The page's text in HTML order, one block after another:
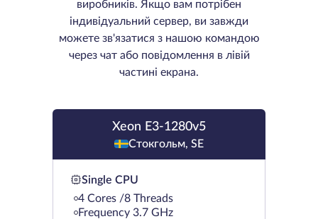
виробників. Якщо вам потрібен
індивідуальний сервер, ви завжди
можете зв'язатися з нашою командою
через чат або повідомлення в лівій
частині екрана.
Xeon E3-1280v5
Стокгольм, SE
Single CPU
4 Cores /8 Threads
Frequency 3.7 GHz